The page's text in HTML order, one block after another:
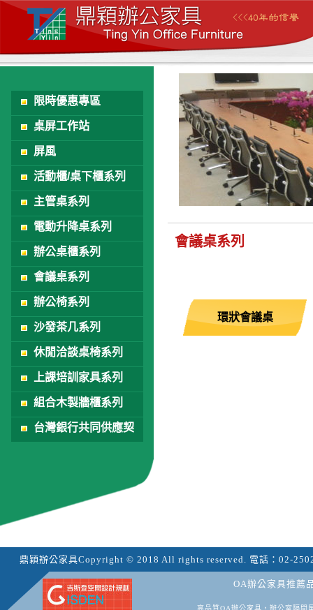
限時優惠專區
桌屏工作站
屏風
活動櫃/桌下櫃系列
主管桌系列
電動升降桌系列
辦公桌櫃系列
會議桌系列
辦公椅系列
沙發茶几系列
休閒洽談桌椅系列
上課培訓家具系列
組合木製牆櫃系列
台灣銀行共同供應契
會議桌系列
環狀會議桌
鼎穎辦公家具Copyright © 2018 All rights reserved. 電話： 02-
OA辦公家具推薦
高品質OA辦公家具，辦公室隔間